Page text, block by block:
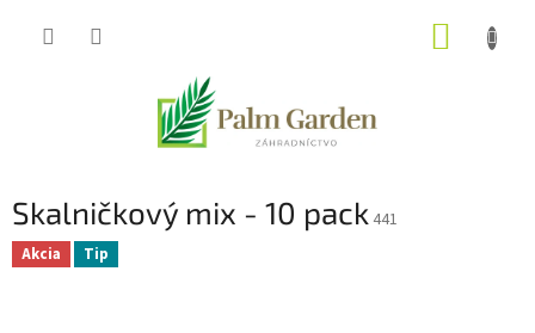
Skalničkový mix - 10 pack 441
Akcia Tip